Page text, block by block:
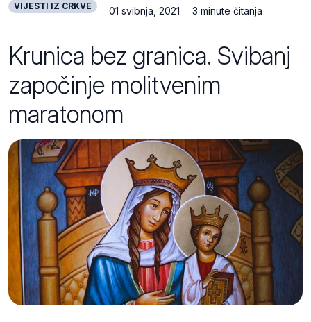
VIJESTI IZ CRKVE 01 svibnja, 2021 3 minute čitanja
Krunica bez granica. Svibanj
započinje molitvenim
maratonom